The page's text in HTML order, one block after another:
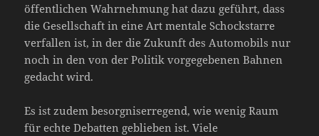
öffentlichen Wahrnehmung hat dazu geführt, dass
die Gesellschaft in eine Art mentale Schockstarre
verfallen ist, in der die Zukunft des Automobils nur
noch in den von der Politik vorgegebenen Bahnen
gedacht wird.
Es ist zudem besorgniserregend, wie wenig Raum
für echte Debatten geblieben ist. Viele